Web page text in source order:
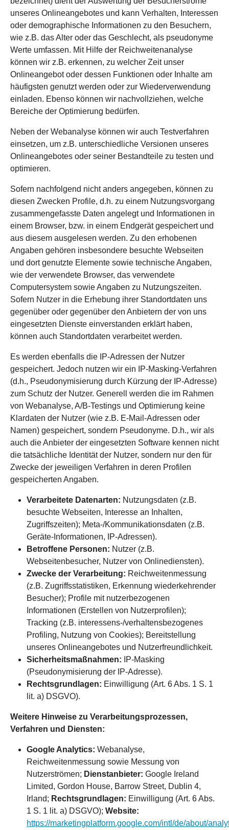
unseres Onlineangebotes und kann Verhalten, Interessen
oder demographische Informationen zu den Besuchern,
wie z.B. das Alter oder das Geschlecht, als pseudonyme
Werte umfassen. Mit Hilfe der Reichweitenanalyse
können wir z.B. erkennen, zu welcher Zeit unser
Onlineangebot oder dessen Funktionen oder Inhalte am
häufigsten genutzt werden oder zur Wiederverwendung
einladen. Ebenso können wir nachvollziehen, welche
Bereiche der Optimierung bedürfen.
Neben der Webanalyse können wir auch Testverfahren
einsetzen, um z.B. unterschiedliche Versionen unseres
Onlineangebotes oder seiner Bestandteile zu testen und
optimieren.
Sofern nachfolgend nicht anders angegeben, können zu
diesen Zwecken Profile, d.h. zu einem Nutzungsvorgang
zusammengefasste Daten angelegt und Informationen in
einem Browser, bzw. in einem Endgerät gespeichert und
aus diesem ausgelesen werden. Zu den erhobenen
Angaben gehören insbesondere besuchte Webseiten
und dort genutzte Elemente sowie technische Angaben,
wie der verwendete Browser, das verwendete
Computersystem sowie Angaben zu Nutzungszeiten.
Sofern Nutzer in die Erhebung ihrer Standortdaten uns
gegenüber oder gegenüber den Anbietern der von uns
eingesetzten Dienste einverstanden erklärt haben,
können auch Standortdaten verarbeitet werden.
Es werden ebenfalls die IP-Adressen der Nutzer
gespeichert. Jedoch nutzen wir ein IP-Masking-Verfahren
(d.h., Pseudonymisierung durch Kürzung der IP-Adresse)
zum Schutz der Nutzer. Generell werden die im Rahmen
von Webanalyse, A/B-Testings und Optimierung keine
Klardaten der Nutzer (wie z.B. E-Mail-Adressen oder
Namen) gespeichert, sondern Pseudonyme. D.h., wir als
auch die Anbieter der eingesetzten Software kennen nicht
die tatsächliche Identität der Nutzer, sondern nur den für
Zwecke der jeweiligen Verfahren in deren Profilen
gespeicherten Angaben.
Verarbeitete Datenarten: Nutzungsdaten (z.B.
besuchte Webseiten, Interesse an Inhalten,
Zugriffszeiten); Meta-/Kommunikationsdaten (z.B.
Geräte-Informationen, IP-Adressen).
Betroffene Personen: Nutzer (z.B.
Webseitenbesucher, Nutzer von Onlinediensten).
Zwecke der Verarbeitung: Reichweitenmessung
(z.B. Zugriffsstatistiken, Erkennung wiederkehrender
Besucher); Profile mit nutzerbezogenen
Informationen (Erstellen von Nutzerprofilen);
Tracking (z.B. interessens-/verhaltensbezogenes
Profiling, Nutzung von Cookies); Bereitstellung
unseres Onlineangebotes und Nutzerfreundlichkeit.
Sicherheitsmaßnahmen: IP-Masking
(Pseudonymisierung der IP-Adresse).
Rechtsgrundlagen: Einwilligung (Art. 6 Abs. 1 S. 1
lit. a) DSGVO).
Weitere Hinweise zu Verarbeitungsprozessen,
Verfahren und Diensten:
Google Analytics: Webanalyse,
Reichweitenmessung sowie Messung von
Nutzerströmen; Dienstanbieter: Google Ireland
Limited, Gordon House, Barrow Street, Dublin 4,
Irland; Rechtsgrundlagen: Einwilligung (Art. 6 Abs.
1 S. 1 lit. a) DSGVO); Website:
https://marketingplatform.google.com/intl/de/about/